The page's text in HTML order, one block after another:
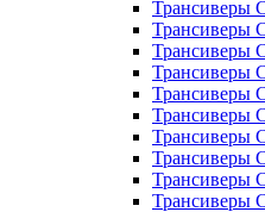
Трансиверы
Трансиверы
Трансиверы
Трансиверы
Трансиверы
Трансиверы
Трансиверы
Трансиверы
Трансиверы
Трансиверы